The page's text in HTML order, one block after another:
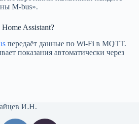
M-bus».
Assistant?
передаёт данные по Wi-Fi в MQTT.
показания автоматически через
И.Н.